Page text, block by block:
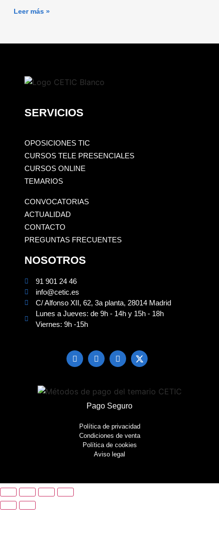
Leer más »
SERVICIOS
OPOSICIONES TIC
CURSOS TELE PRESENCIALES
CURSOS ONLINE
TEMARIOS
CONVOCATORIAS
ACTUALIDAD
CONTACTO
PREGUNTAS FRECUENTES
NOSOTROS
91 901 24 46
info@cetic.es
C/ Alfonso XII, 62, 3a planta, 28014 Madrid
Lunes a Jueves: de 9h - 14h y 15h - 18h
Viernes: 9h -15h
Pago Seguro
Política de privacidad
Condiciones de venta
Política de cookies
Aviso legal